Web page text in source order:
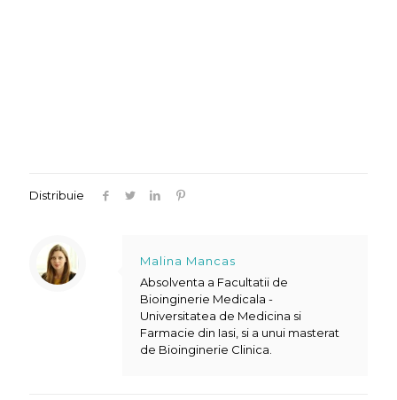
Distribuie
Malina Mancas
Absolventa a Facultatii de
Bioinginerie Medicala -
Universitatea de Medicina si
Farmacie din Iasi, si a unui masterat
de Bioinginerie Clinica.